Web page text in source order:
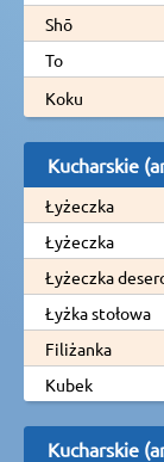
Shō
To
Koku
Kucharskie
Łyżeczka
Łyżeczka
Łyżeczka
Łyżka stołowa
Filiżanka
Kubek
Kucharskie